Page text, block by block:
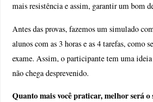
mais resistência e assim, garantir um bom
Antes das provas, fazemos um simulado
alunos com as 3 horas e as 4 tarefas, como
exame. Assim, o participante tem uma
não chega desprevenido.
Quanto mais você praticar, melhor será o